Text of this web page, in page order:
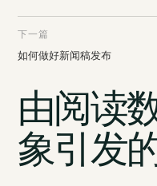
下一篇
如何做好新闻稿发布
由阅读
象引发